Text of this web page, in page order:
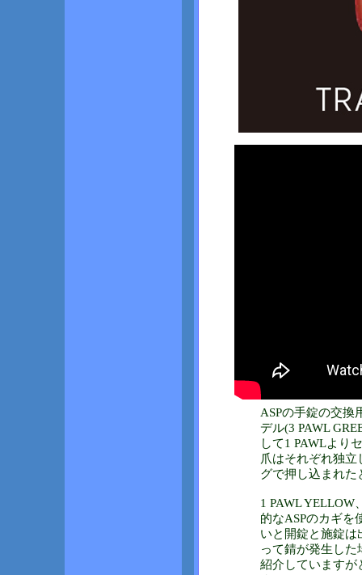
ASPの手錠の交換
デル(3 PAWL
して1 PAWLより
爪はそれぞれ独
グで押し込まれた
1 PAWL YELLOW
的なASPのカギを
いと開錠と施錠は
って錆が発生し
紹介していますが